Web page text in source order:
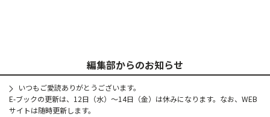
編集部からのお知らせ
いつもご愛読ありがとうございます。
E-ブックの更新は、12日（水）～14日（金）は休みになります。なお、WEB
サイトは随時更新します。